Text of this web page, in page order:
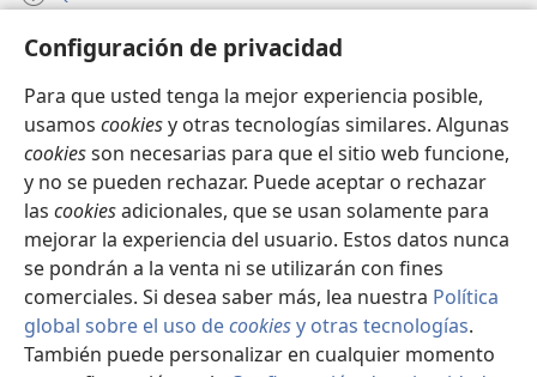
Configuración de privacidad
Para que usted tenga la mejor experiencia posible,
usamos cookiesy otras tecnologías similares. Algunas
cookiesson necesarias para que el sitio web funcione,
y no se pueden rechazar. Puede aceptar o rechazar
las cookiesadicionales, que se usan solamente para
mejorar la experiencia del usuario. Estos datos nunca
se pondrán a la venta ni se utilizarán con fines
comerciales. Si desea saber más, lea nuestra Política
global sobre el uso decookiesy otras tecnologías.
También puede personalizar en cualquier momento
Tami quelluntucuquem plata mu
quiñe
hue
pestaña
mu)
INTERNET MÜLEYECHI LIFRU Watchtower™
(peafiel
quiñe
hue
pestaña
mu)
JW Hub
(peafiel
quiñe
hue
pestaña
mu)
JW Library ®
Copyright© 2026 Watch Tower Bible and Tract Society of Pennsylvania.